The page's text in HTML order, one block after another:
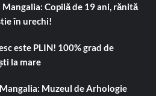
Copilă de 19 ani, rănită
în urechi!
este PLIN! 100% grad de
la mare
Muzeul de Arhologie